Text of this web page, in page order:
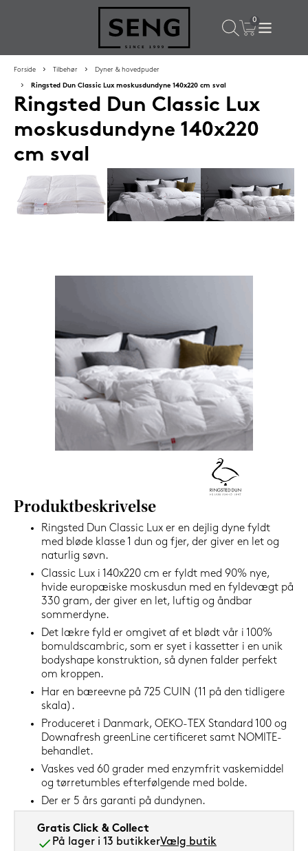
Populære valg til dig
16%
Forside Tilbehør Dyner & hovedpuder
Ringsted Dun Classic Lux moskusdundyne 140x220 cm sval
Ringsted Dun Classic Lux
moskusdundyne 140x220
cm sval
Produktbeskrivelse
Ringsted Dun Classic Lux er en dejlig dyne fyldt
med bløde klasse 1 dun og fjer, der giver en let og
naturlig søvn.
Classic Lux i 140x220 cm er fyldt med 90% nye,
hvide europæiske moskusdun med en fyldevægt på
330 gram, der giver en let, luftig og åndbar
sommerdyne.
Det lækre fyld er omgivet af et blødt vår i 100%
bomuldscambric, som er syet i kassetter i en unik
bodyshape konstruktion, så dynen falder perfekt
om kroppen.
Har en bæreevne på 725 CUIN (11 på den tidligere
skala).
Produceret i Danmark, OEKO-TEX Standard 100 og
Downafresh greenLine certificeret samt NOMITE-
behandlet.
Vaskes ved 60 grader med enzymfrit vaskemiddel
og tørretumbles efterfølgende med bolde.
Der er 5 års garanti på dundynen.
Gratis Click & Collect
På lager i 13 butikkerVælg butik